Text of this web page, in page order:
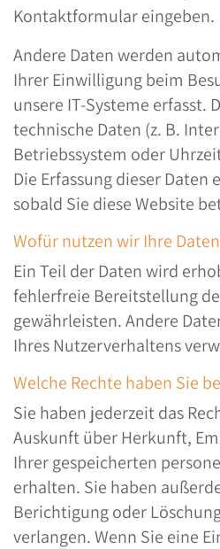
Kontaktformular eingeben.
Andere Daten werden
Ihrer Einwilligung beim
unsere IT-Systeme erfasst.
technische Daten (z. B.
Betriebssystem oder
Die Erfassung dieser
sobald Sie diese Website
Wofür nutzen wir Ihre
Ein Teil der Daten wird
fehlerfreie Bereitstellung
gewährleisten. Andere
Ihres Nutzerverhaltens
Welche Rechte haben Sie
Sie haben jederzeit das
Auskunft über Herkunft,
Ihrer gespeicherten
erhalten. Sie haben
Berichtigung oder
verlangen. Wenn Sie eine